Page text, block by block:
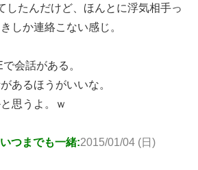
したんだけど、ほんとに浮気相手っ
しか連絡こない感じ。
会話がある。
あるほうがいいな。
思うよ。ｗ
つまでも一緒:2015/01/04 (日)